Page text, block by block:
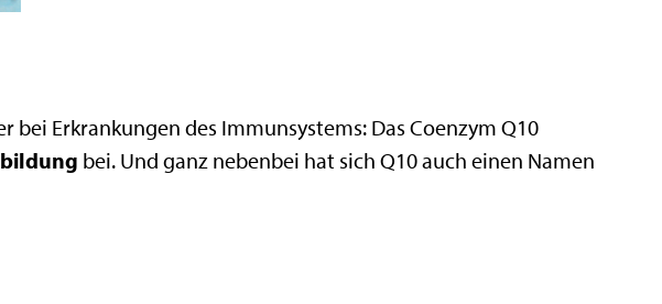
Erkrankungen des Immunsystems: Das Coenzym Q10
bei. Und ganz nebenbei hat sich Q10 auch einen Namen